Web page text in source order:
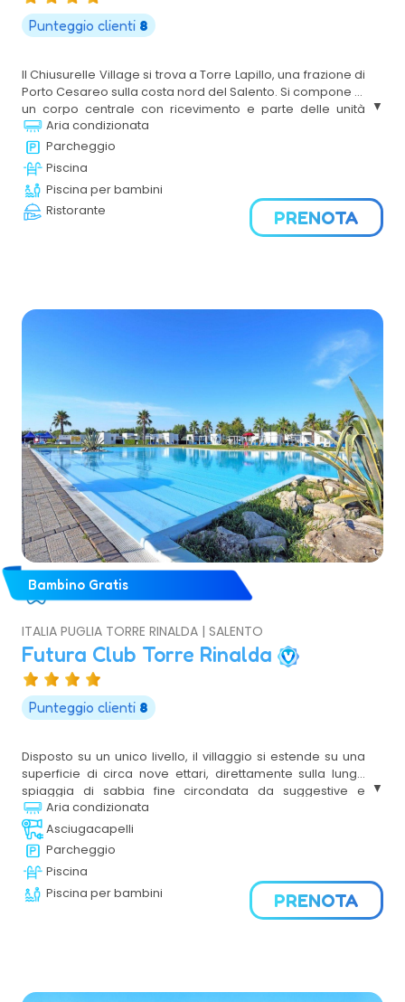
Punteggio clienti 8
Il Chiusurelle Village si trova a Torre Lapillo, una frazione di
Porto Cesareo sulla costa nord del Salento. Si compone di
un corpo centrale con ricevimento e parte delle unità
abitative, di villette a due piani disposte a schiera e di una
zona servizi e sportiva. Immerso nel fascino selvaggio
della macchia mediterranea, in un ambiente nel quale la
natura è ancora padrona, rappresenta la testimonianza
del perfetto equilibrio tra i comfort di una moderna
struttura turistica e il paesaggio incontaminato e ricco
d’incanto tipico del Salento. Dista 66 km dall'aeroporto di
Aria condizionata
Parcheggio
Piscina
Piscina per bambini
Ristorante
PRENOTA
Bambino Gratis
ITALIA PUGLIA TORRE RINALDA | SALENTO
Futura Club Torre Rinalda
Punteggio clienti 8
Disposto su un unico livello, il villaggio si estende su una
superficie di circa nove ettari, direttamente sulla lunga
spiaggia di sabbia fine circondata da suggestive e
millenarie dune. L’architettura è caratterizzata dall’uso
delle tecniche e dei materiali tipici del luogo, intrecciando
al bianco i più tenui colori del salento. Gli ampi spazi verdi,
la varietà delle attività proposte, la particolare attenzione
rivolta a bambini e ragazzi, lo rendono indicato alla
vacanza di tutta la famiglia.
Aria condizionata
Asciugacapelli
Parcheggio
Piscina
Piscina per bambini
PRENOTA